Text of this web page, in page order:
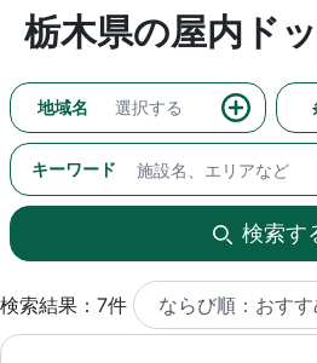
栃木県の屋内ド
地域名 選択する
キーワード
検索す
検索結果：7件